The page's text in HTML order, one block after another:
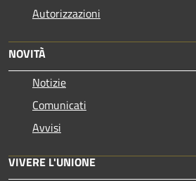
Autorizzazioni
NOVITÀ
Notizie
Comunicati
Avvisi
VIVERE L'UNIONE